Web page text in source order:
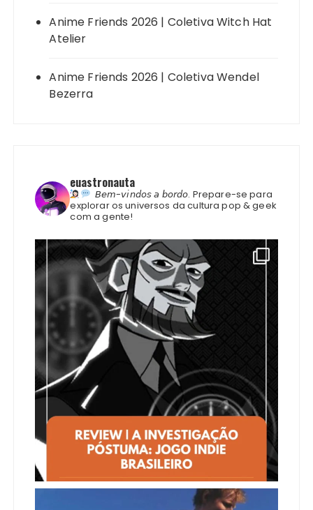
Anime Friends 2026 | Coletiva Witch Hat
Atelier
Anime Friends 2026 | Coletiva Wendel
Bezerra
euastronauta
𝘉𝘦𝘮-𝘷𝘪𝘯𝘥𝘰𝘴 𝘢 𝘣𝘰𝘳𝘥𝘰. Prepare-se para
explorar os universos da cultura pop & geek
com a gente!